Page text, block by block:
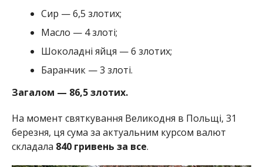
Сир — 6,5 злотих;
Масло — 4 злоті;
Шоколадні яйця — 6 злотих;
Баранчик — 3 злоті.
Загалом — 86,5 злотих.
На момент святкування Великодня в Польщі, 31
березня, ця сума за актуальним курсом валют
складала 840 гривень за все.